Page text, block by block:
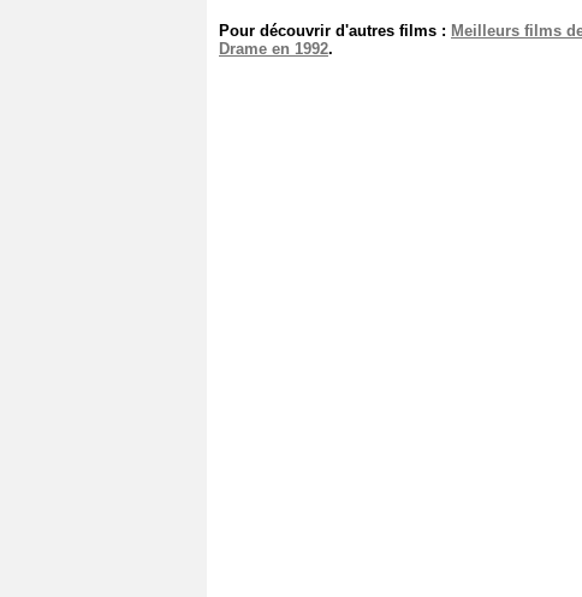
Pour découvrir d'autres films : Meilleurs films
Drame en 1992.